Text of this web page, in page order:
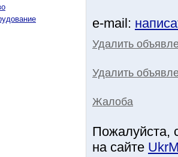
e-mail:
Удалить
Удалить
Жалоба
Пожалуйста,
на сайте